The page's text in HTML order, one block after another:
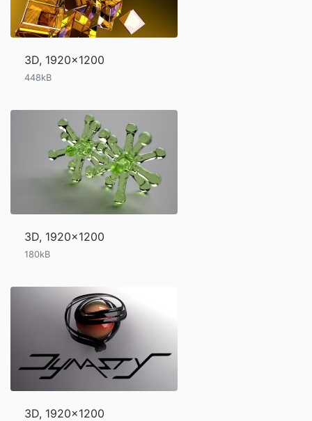
3D, 1920x1200
448kB
3D, 1920x1200
180kB
3D, 1920x1200